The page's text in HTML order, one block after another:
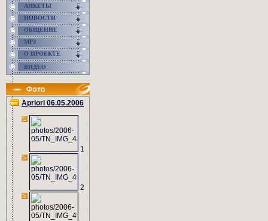
АНКЕТЫ
НОВОСТИ
ОБЩЕНИЕ
MP3
О ПРОЕКТЕ
ВИДЕО
Apriori 06.05.2006
1
2